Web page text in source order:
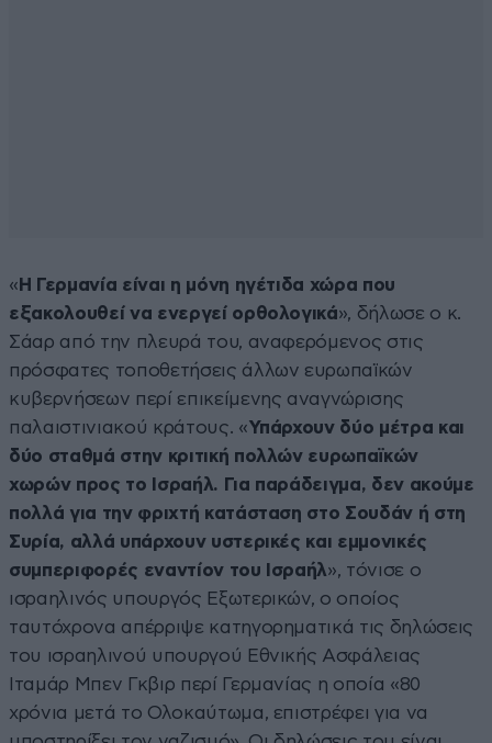
« Η Γερμανία είναι η μόνη ηγέτιδα χώρα που
εξακολουθεί να ενεργεί ορθολογικά», δήλωσε ο κ.
Σάαρ από την πλευρά του, αναφερόμενος στις
πρόσφατες τοποθετήσεις άλλων ευρωπαϊκών
κυβερνήσεων περί επικείμενης αναγνώρισης
παλαιστινιακού κράτους. «Υπάρχουν δύο μέτρα και
δύο σταθμά στην κριτική πολλών ευρωπαϊκών
χωρών προς το Ισραήλ. Για παράδειγμα, δεν ακούμε
πολλά για την φριχτή κατάσταση στο Σουδάν ή στη
Συρία, αλλά υπάρχουν υστερικές και εμμονικές
συμπεριφορές εναντίον του Ισραήλ», τόνισε ο
ισραηλινός υπουργός Εξωτερικών, ο οποίος
ταυτόχρονα απέρριψε κατηγορηματικά τις δηλώσεις
του ισραηλινού υπουργού Εθνικής Ασφάλειας
Ιταμάρ Μπεν Γκβιρ περί Γερμανίας η οποία «80
χρόνια μετά το Ολοκαύτωμα, επιστρέφει για να